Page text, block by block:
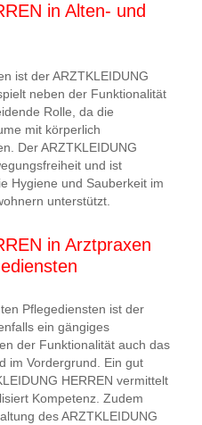
in Alten- und
ist der ARZTKLEIDUNG
neben der Funktionalität
Rolle, da die
mit körperlich
Der ARZTKLEIDUNG
und ist
Hygiene und Sauberkeit im
unterstützt.
in Arztpraxen
Pflegediensten ist der
ein gängiges
der Funktionalität auch das
im Vordergrund. Ein gut
HERREN vermittelt
Kompetenz. Zudem
des ARZTKLEIDUNG